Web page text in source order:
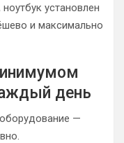
установлен
и максимально
день
—